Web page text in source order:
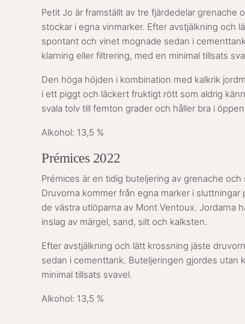
Petit Jo är framställt av tre fjärdedelar grenache
stockar i egna vinmarker. Efter avstjälkning och
spontant och vinet mognade sedan i
klarning eller filtrering, med en minimal tillsats
Den höga höjden i kombination med kalkrik
i ett piggt och läckert fruktigt rött som aldrig
svala tolv till femton grader och håller bra i
Alkohol: 13,5 %
Prémices 2022
Prémices är en tidig buteljering av grenache
Druvorna kommer från egna marker i
de västra utlöparna av Mont Ventoux. Jordarna
inslag av märgel, sand, silt och kalksten.
Efter avstjälkning och lätt krossning jäste
sedan i cementtank. Buteljeringen gjordes utan
minimal tillsats svavel.
Alkohol: 13,5 %